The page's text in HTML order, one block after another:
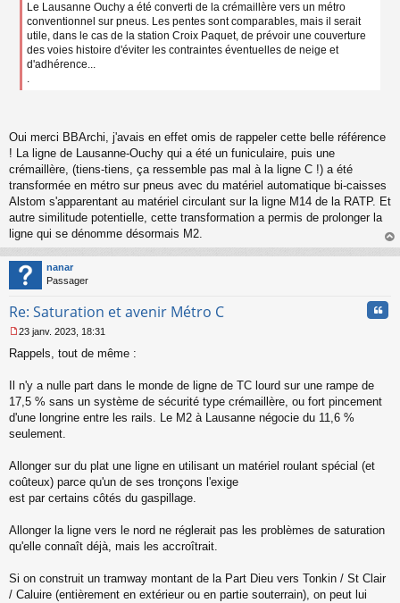
Le Lausanne Ouchy a été converti de la crémaillère vers un métro
conventionnel sur pneus. Les pentes sont comparables, mais il serait
utile, dans le cas de la station Croix Paquet, de prévoir une couverture
des voies histoire d'éviter les contraintes éventuelles de neige et
d'adhérence...
.
Oui merci BBArchi, j'avais en effet omis de rappeler cette belle référence
! La ligne de Lausanne-Ouchy qui a été un funiculaire, puis une
crémaillère, (tiens-tiens, ça ressemble pas mal à la ligne C !) a été
transformée en métro sur pneus avec du matériel automatique bi-caisses
Alstom s'apparentant au matériel circulant sur la ligne M14 de la RATP. Et
autre similitude potentielle, cette transformation a permis de prolonger la
ligne qui se dénomme désormais M2.
au
nanar
Passager
Re: Saturation et avenir Métro C
e
s
a
g
e
n
n
u
23 janv. 2023, 18:31
Rappels, tout de même :
Il n'y a nulle part dans le monde de ligne de TC lourd sur une rampe de
17,5 % sans un système de sécurité type crémaillère, ou fort pincement
d'une longrine entre les rails. Le M2 à Lausanne négocie du 11,6 %
seulement.
Allonger sur du plat une ligne en utilisant un matériel roulant spécial (et
coûteux) parce qu'un de ses tronçons l'exige
est par certains côtés du gaspillage.
Allonger la ligne vers le nord ne réglerait pas les problèmes de saturation
qu'elle connaît déjà, mais les accroîtrait.
Si on construit un tramway montant de la Part Dieu vers Tonkin / St Clair
/ Caluire (entièrement en extérieur ou en partie souterrain), on peut lui